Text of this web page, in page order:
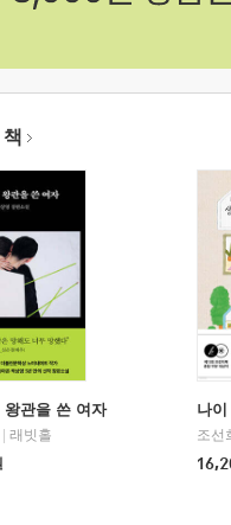
왕관을 쓴 여자
래빗홀
나
조선